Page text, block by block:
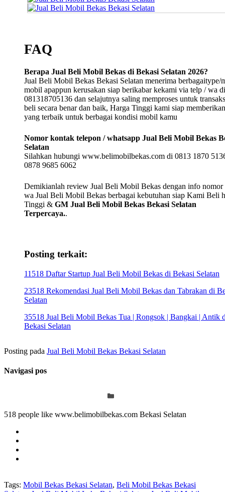
FAQ
Berapa Jual Beli Mobil Bekas di Bekasi Selatan 2026?
Jual Beli Mobil Bekas Bekasi Selatan menerima berbagaitype/
mobil apappun kerusakan siap berikabar kekami via telp / wa di
081318705136 dan selajutnya saling memproses untuk
beli secara benar dan baik, Harga Tinggi kami siap memberikan
yang terbaik untuk berbagai kondisi mobil kamu
Nomor kontak telepon / whatsapp Jual Beli Mobil Bekas
Selatan
Silahkan hubungi www.belimobilbekas.com di 0813 1870
0878 9685 6062
Demikianlah review Jual Beli Mobil Bekas dengan info nomor
wa Jual Beli Mobil Bekas berbagai kebutuhan siap Kami Beli
Tinggi & GM Jual Beli Mobil Bekas Bekasi Selatan
Terpercaya..
Posting terkait:
11518 Daftar Startup Jual Beli Mobil Bekas di Bekasi Selatan
23518 Rekomendasi Jual Beli Mobil Bekas dan Tabrakan di
Selatan
35518 Jual Beli Mobil Bekas Tua | Rongsok | Bangkai | Antik
Bekasi Selatan
Posting pada Jual Beli Mobil Bekas Bekasi Selatan
Navigasi pos
518 people like www.belimobilbekas.com Bekasi Selatan
Tags: Mobil Bekas Bekasi Selatan, Beli Mobil Bekas Bekasi